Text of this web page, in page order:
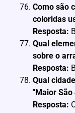
Como são
coloridas
Resposta:
Qual
sobre o
Resposta:
Qual
"Maior São
Resposta: